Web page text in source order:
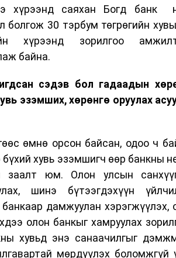
хүрээнд саяхан Богд банк
болгож 30 тэрбум төгрөгийн
хүрээнд зорилгоо
байна.
сэдэв бол гадаадын
эзэмших, хөрөнгө оруулах
өмнө орсон байсан, одоо ч
хувь эзэмшигч өөр банкны
заалт юм. Олон улсын
шинэ бүтээгдэхүүн
дамжуулан хэрэгжүүлэх,
олон банкыг хамруулах
хувьд энэ санаачилгыг
мөрдүүлэх боломжгүй